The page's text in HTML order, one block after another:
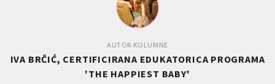
AUTOR KOLUMNE
IVA BRČIĆ, CERTIFICIRANA EDUKATORICA PROGRAMA
'THE HAPPIEST BABY'